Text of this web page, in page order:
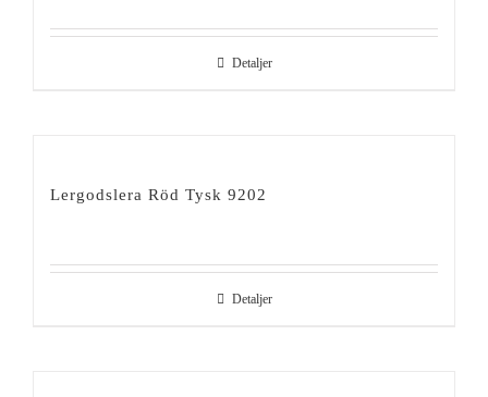
Detaljer
Lergodslera Röd Tysk 9202
Detaljer